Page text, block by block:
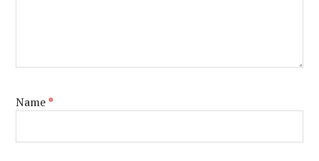
Name*